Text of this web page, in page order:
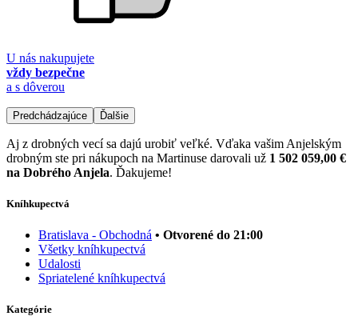
U nás nakupujete
vždy bezpečne
a s dôverou
Predchádzajúce Ďalšie
Aj z drobných vecí sa dajú urobiť veľké. Vďaka vašim Anjelským
drobným ste pri nákupoch na Martinuse darovali už 1 502 059,00 €
na Dobrého Anjela. Ďakujeme!
Kníhkupectvá
Bratislava - Obchodná • Otvorené do 21:00
Všetky kníhkupectvá
Udalosti
Spriatelené kníhkupectvá
Kategórie